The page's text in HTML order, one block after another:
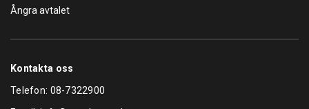
Ångra avtalet
Kontakta oss
Telefon: 08-7322900